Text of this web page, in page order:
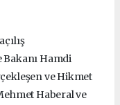
Bakanı Hamdi
ve Hikmet
Haberal ve